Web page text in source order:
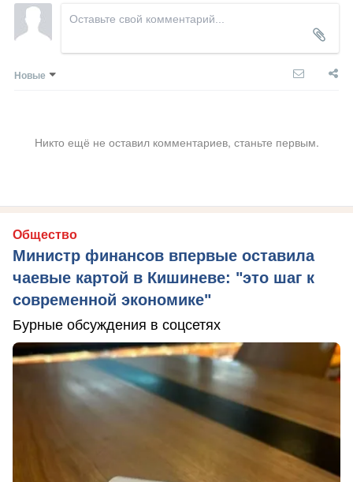
Новые
Никто ещё не оставил комментариев, станьте первым.
Общество
Министр финансов впервые оставила
чаевые картой в Кишиневе: "это шаг к
современной экономике"
Бурные обсуждения в соцсетях